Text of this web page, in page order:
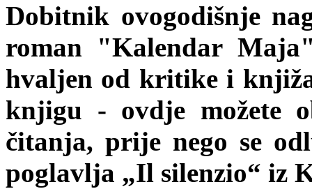
Dobitnik ovogodišnje
roman "Kalendar
hvaljen od kritike i
knjigu - ovdje možete
čitanja, prije nego se
poglavlja „Il silenzio“ iz